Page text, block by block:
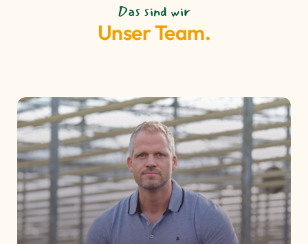
Das sind wir
Unser Team.